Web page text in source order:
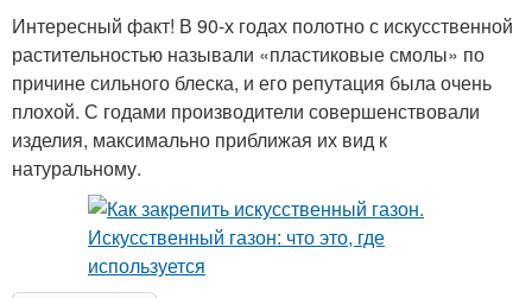
Интересный факт! В 90-х годах полотно с искусственной
растительностью называли «пластиковые смолы» по
причине сильного блеска, и его репутация была очень
плохой. С годами производители совершенствовали
изделия, максимально приближая их вид к
натуральному.